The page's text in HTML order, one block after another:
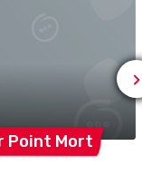
Point Mort